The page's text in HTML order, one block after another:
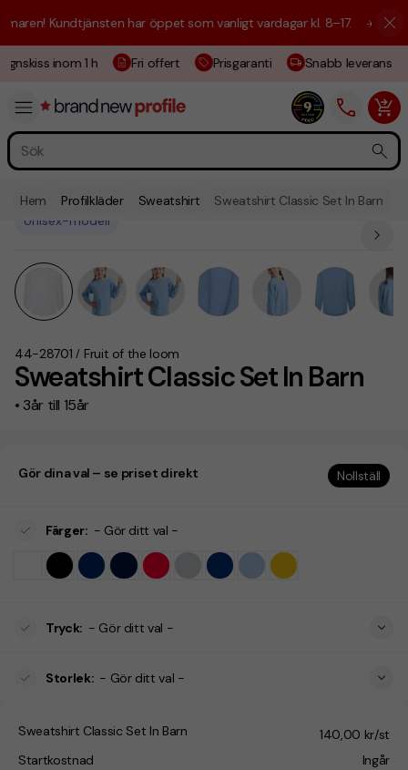
Kundtjänsten har öppet som vanligt vardagar kl. 8–17. ☀️ Vi är
inom 1 h Fri offert Prisgaranti Snabb leverans
Hem Profilkläder Sweatshirt Sweatshirt Classic Set In Barn
Sweatshirt Classic Set In Barn
• 3år till 15år
44-28701 / Fruit of the loom
Unisex-modell
Gör dina val – se priset direkt Nollställ
Färger: - Gör ditt val -
Tryck: - Gör ditt val -
Storlek: - Gör ditt val -
Sweatshirt Classic Set In Barn
140,00 kr/st
Startkostnad
Ingår